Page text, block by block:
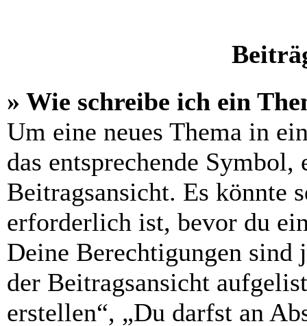
» Wie schreibe ich ein
Um eine neues Thema in
das entsprechende
Beitragsansicht. Es könnte
erforderlich ist, bevor du
Deine Berechtigungen sind
der Beitragsansicht
erstellen“, „Du darfst an